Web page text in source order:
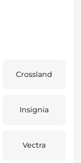
Crossland
Insignia
Vectra